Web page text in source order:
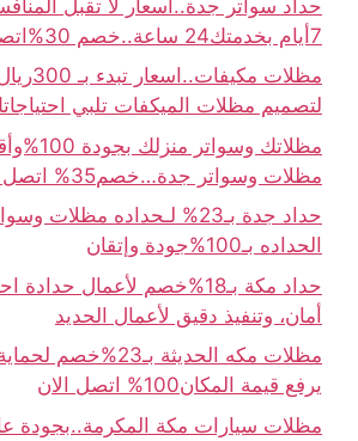
حداد سواتر جدة..أسعار لا تقبل
7أيام بخدمتك24 ساعة..خصم 30%اتصل بنا
مظلات
لتصميم مظلات الميكفات تلبي
مظلاتك
مظلات وسواتر جدة…خصم35% اتصل الان
حداد جدة بـ23% لـحداده
الحداده بـ100%جودة وإتقان
حداد مكة بـ18%خصم لأعمال
أمان، وتنفيذ دقيق لأعمال الحديد
مظلات مكه الحديثة
يرفع قيمة المكان100% اتصل الان
مظلات سيارات مكة المكرمة..بجودة